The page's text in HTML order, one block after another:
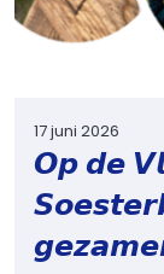
17 juni 2026
𝙊𝙥 𝙙𝙚